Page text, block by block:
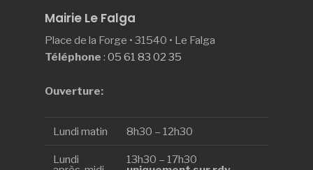
Mairie Le Falga
Place de la Forge • 31540 • Le Falga
Téléphone : 05 61 83 02 35
Ouverture:
Lundi matin 8h30 – 12h30
Lundi 13h30 – 17h30